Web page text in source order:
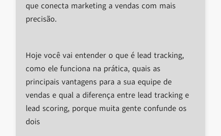
que conecta marketing a vendas com mais
precisão.
Hoje você vai entender o que é lead tracking,
como ele funciona na prática, quais as
principais vantagens para a sua equipe de
vendas e qual a diferença entre lead tracking e
lead scoring, porque muita gente confunde os
dois